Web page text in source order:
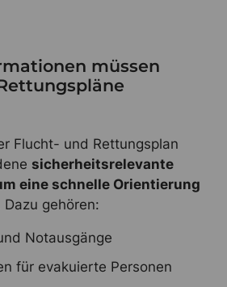
müssen
Flucht- und Rettungsplan
sicherheitsrelevante
eine schnelle Orientierung
Dazu gehören:
Notausgänge
für evakuierte Personen